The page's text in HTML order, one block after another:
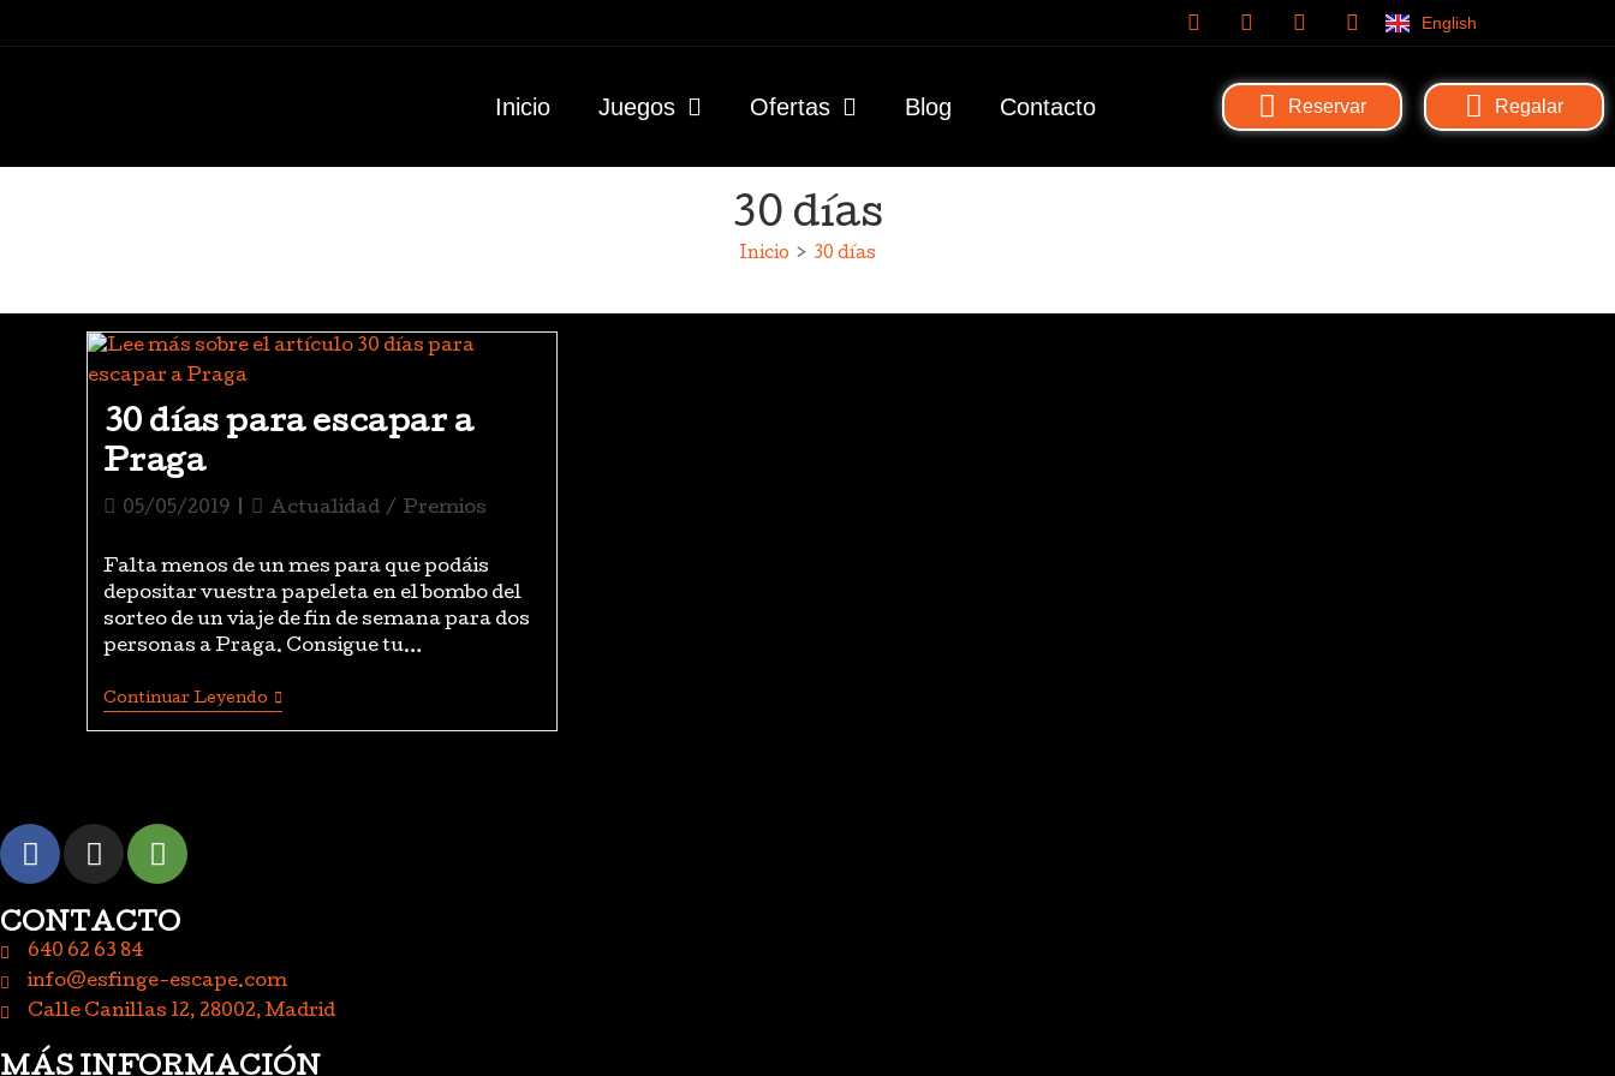
English
Inicio Juegos Ofertas Blog Contacto Reservar Regalar
30 días
Inicio > 30 días
30 días para escapar a
Praga
05/05/2019 Actualidad / Premios
Falta menos de un mes para que podáis
depositar vuestra papeleta en el bombo del
sorteo de un viaje de fin de semana para dos
personas a Praga. Consigue tu…
Continuar Leyendo
CONTACTO
640 62 63 84
info@esfinge-escape.com
Calle Canillas 12, 28002, Madrid
MÁS INFORMACIÓN